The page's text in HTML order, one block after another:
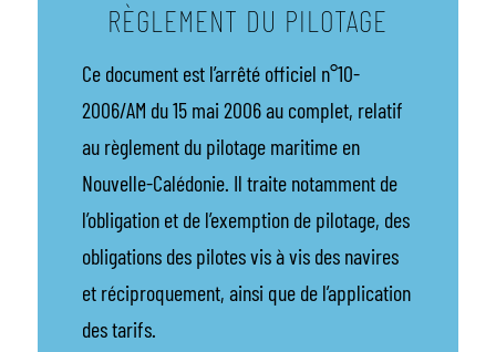
RÈGLEMENT DU PILOTAGE
Ce document est l’arrêté officiel n°10-
2006/AM du 15 mai 2006 au complet, relatif
au règlement du pilotage maritime en
Nouvelle-Calédonie. Il traite notamment de
l’obligation et de l’exemption de pilotage, des
obligations des pilotes vis à vis des navires
et réciproquement, ainsi que de l’application
des tarifs.